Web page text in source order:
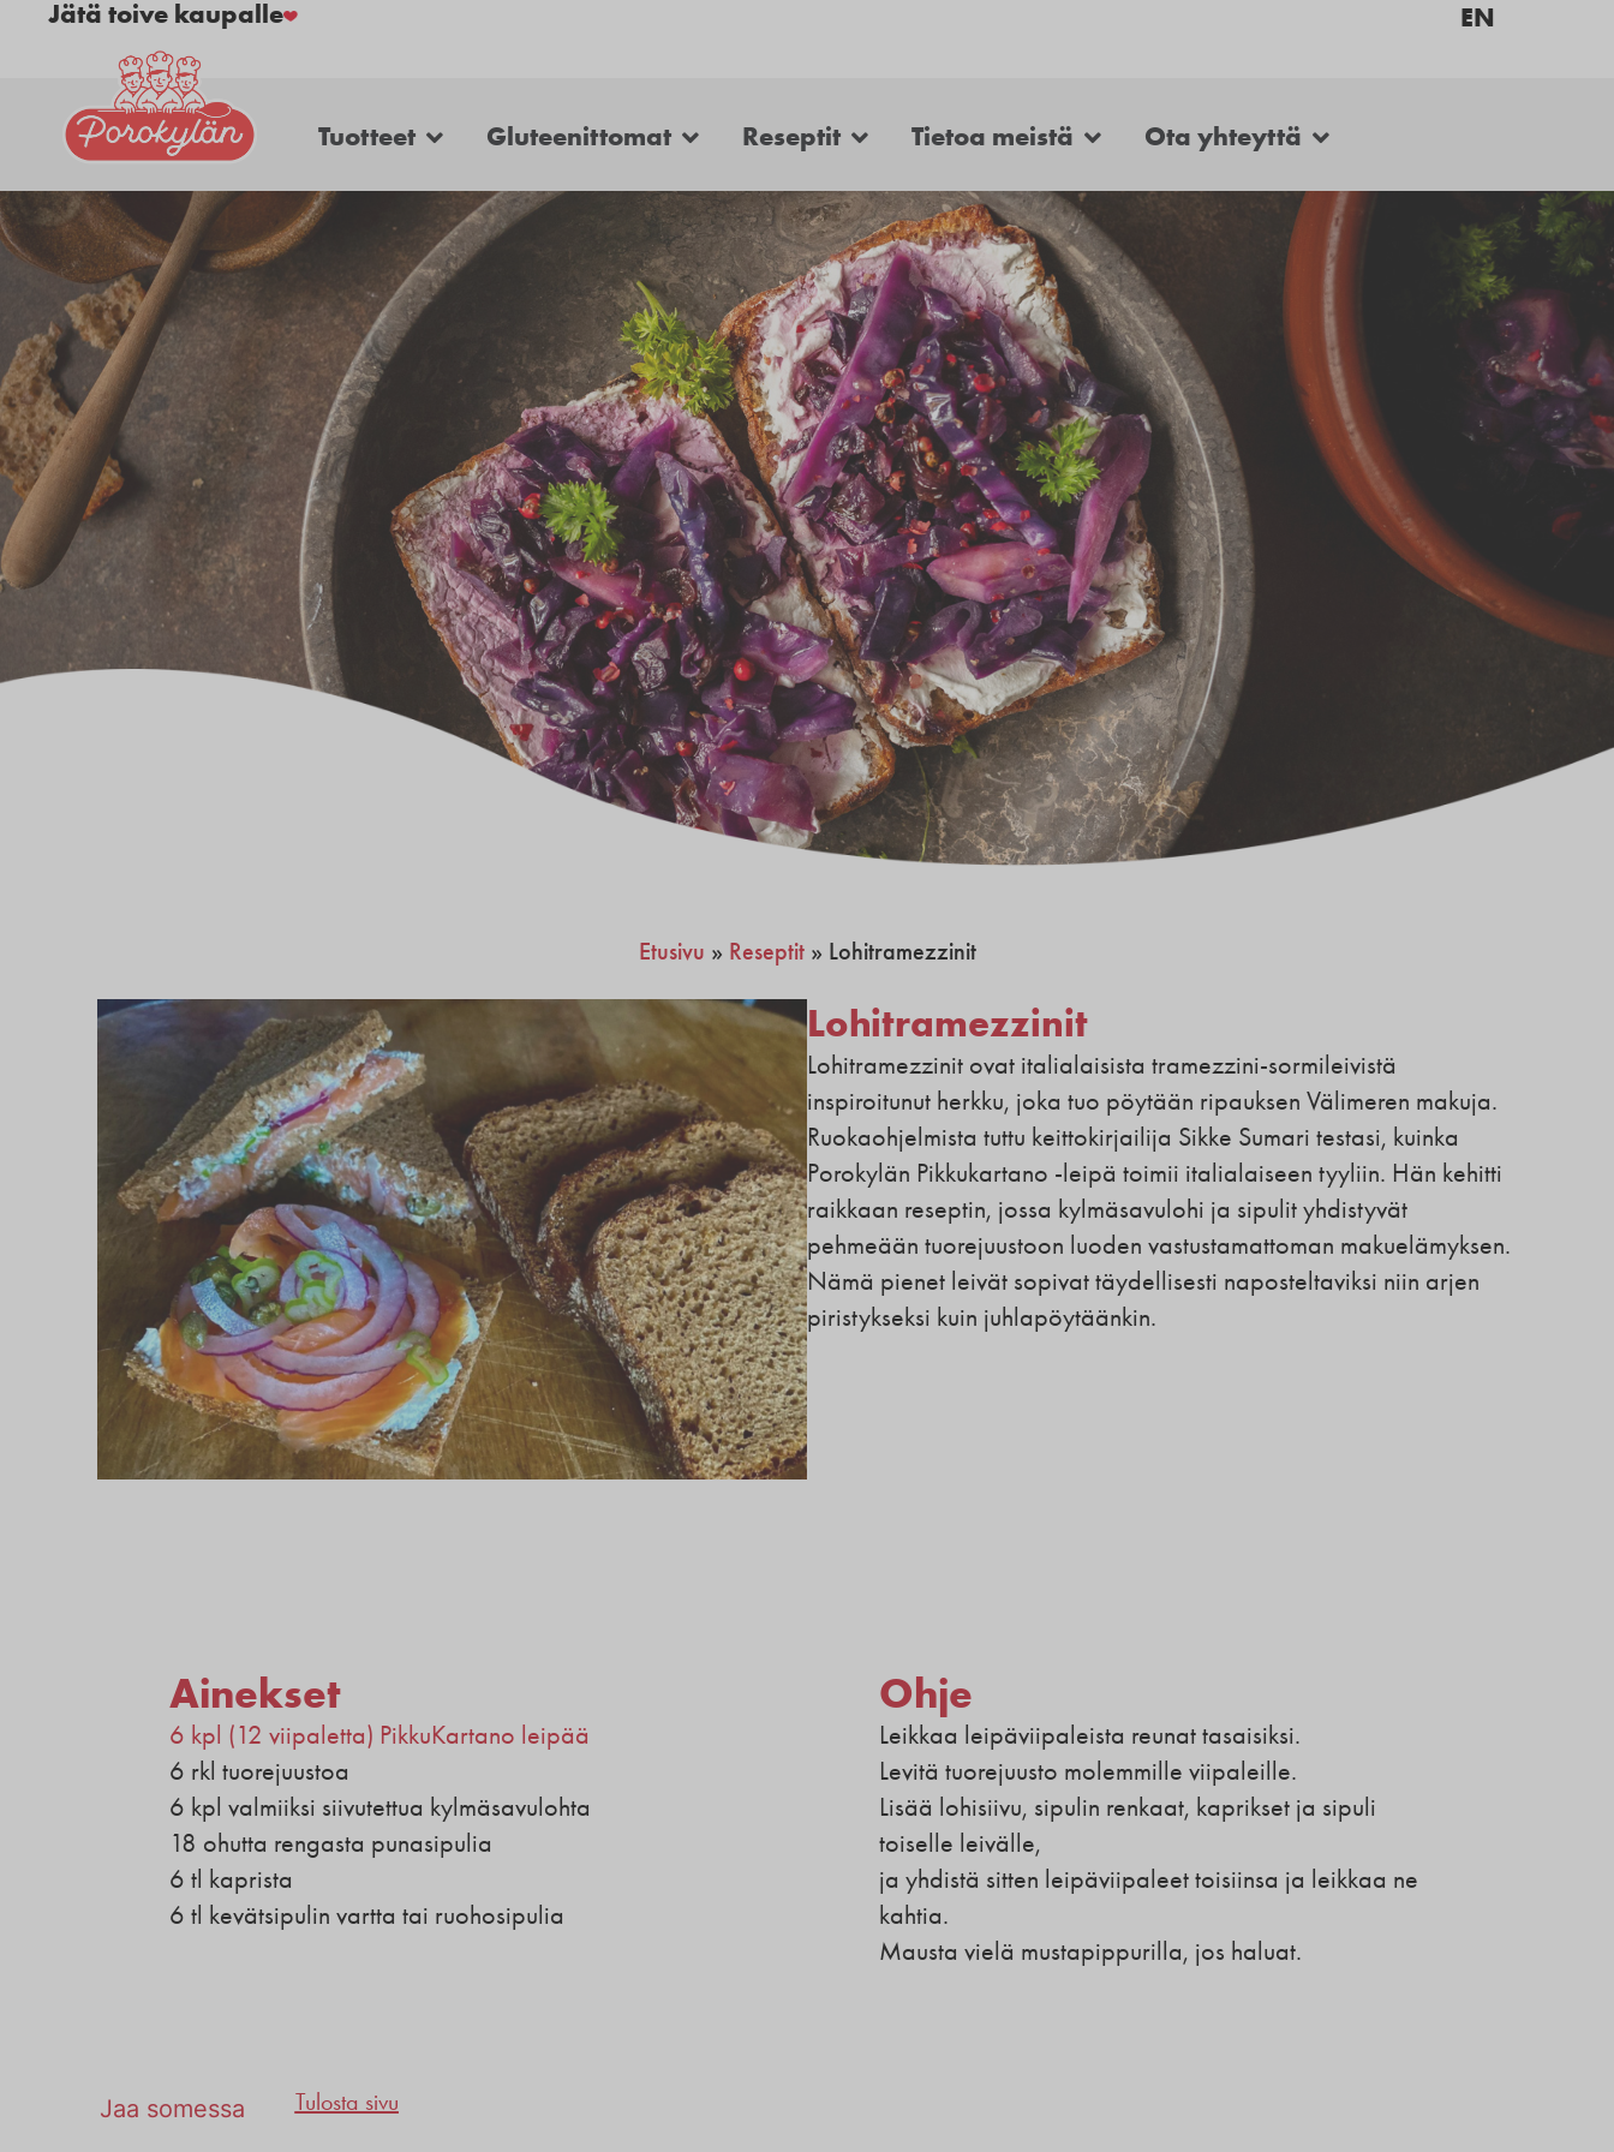
Jätä toive kaupalle EN
Tuotteet Gluteenittomat Reseptit Tietoa meistä Ota yhteyttä
Etusivu » Reseptit» Lohitramezzinit
Lohitramezzinit
Lohitramezzinit ovat italialaisista tramezzini-sormileivistä
inspiroitunut herkku, joka tuo pöytään ripauksen Välimeren makuja.
Ruokaohjelmista tuttu keittokirjailija Sikke Sumari testasi, kuinka
Porokylän Pikkukartano -leipä toimii italialaiseen tyyliin. Hän kehitti
raikkaan reseptin, jossa kylmäsavulohi ja sipulit yhdistyvät
pehmeään tuorejuustoon luoden vastustamattoman makuelämyksen.
Nämä pienet leivät sopivat täydellisesti naposteltaviksi niin arjen
piristykseksi kuin juhlapöytäänkin.
Ainekset
6 kpl (12 viipaletta) PikkuKartano leipää
6 rkl tuorejuustoa
6 kpl valmiiksi siivutettua kylmäsavulohta
18 ohutta rengasta punasipulia
6 tl kaprista
6 tl kevätsipulin vartta tai ruohosipulia
Ohje
Leikkaa leipäviipaleista reunat tasaisiksi.
Levitä tuorejuusto molemmille viipaleille.
Lisää lohisiivu, sipulin renkaat, kaprikset ja sipuli
toiselle leivälle,
ja yhdistä sitten leipäviipaleet toisiinsa ja leikkaa ne
kahtia.
Mausta vielä mustapippurilla, jos haluat.
Jaa somessa Tulosta sivu